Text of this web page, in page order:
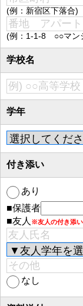
(例：新宿区下落合)
(例：1-1-8 ○○マン
学校名
学年
付き添い
あり
■保護者
■友人 ※友人の付き添い
なし